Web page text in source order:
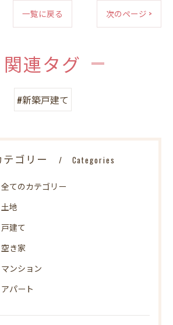
一覧に戻る 次のページ >
関連タグ
#新築戸建て
テゴリー Categories
全てのカテゴリー
土地
戸建て
空き家
マンション
アパート